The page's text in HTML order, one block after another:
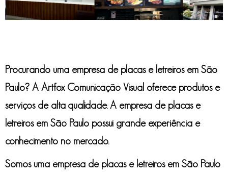
Procurando uma empresa de placas e letreiros em São
Paulo? A Artfox Comunicação Visual oferece produtos e
serviços de alta qualidade. A empresa de placas e
letreiros em São Paulo possui grande experiência e
conhecimento no mercado.
Somos uma empresa de placas e letreiros em São Paulo